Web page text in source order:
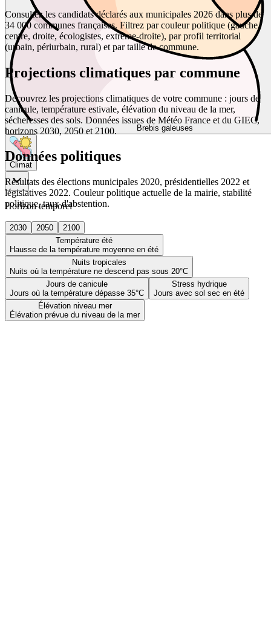
Brebis galeuses
Climat
Horizon temporel
2030 2050
2100
Température été
Hausse de la température moyenne en été
Nuits tropicales
Nuits où la température ne descend pas sous 20°C
Jours de canicule
Jours où la température dépasse 35°C
Stress hydrique
Jours avec sol sec en été
Élévation niveau mer
Élévation prévue du niveau de la mer
Consultez les candidats déclarés aux municipales 2026 dans plus de
34 000 communes françaises. Filtrez par couleur politique (gauche,
centre, droite, écologistes, extrême-droite), par profil territorial
(urbain, périurbain, rural) et par taille de commune.
Projections climatiques par commune
Découvrez les projections climatiques de votre commune : jours de
canicule, température estivale, élévation du niveau de la mer,
sécheresses des sols. Données issues de Météo France et du GIEC,
horizons 2030, 2050 et 2100.
Données politiques
Résultats des élections municipales 2020, présidentielles 2022 et
législatives 2022. Couleur politique actuelle de la mairie, stabilité
politique, taux d'abstention.